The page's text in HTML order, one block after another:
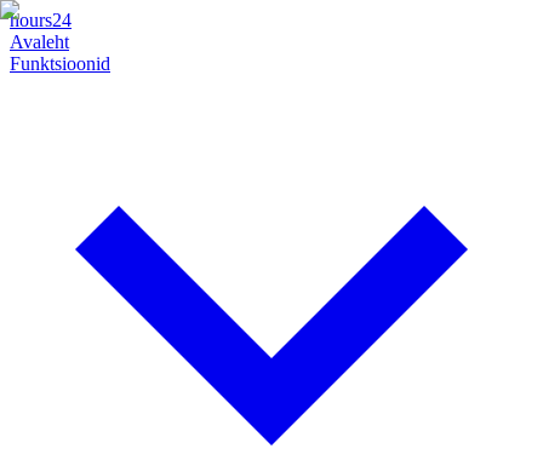
hours24
Avaleht
Funktsioonid